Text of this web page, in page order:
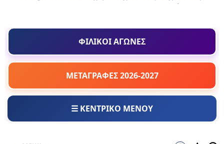
ΦΙΛΙΚΟΙ ΑΓΩΝΕΣ
ΜΕΤΑΓΡΑΦΕΣ 2026-2027
☰ ΚΕΝΤΡΙΚΟ ΜΕΝΟΥ